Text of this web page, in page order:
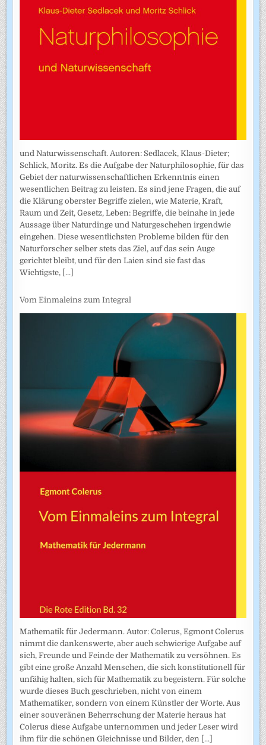
und Naturwissenschaft. Autoren: Sedlacek, Klaus-Dieter;
Schlick, Moritz. Es die Aufgabe der Naturphilosophie, für das
Gebiet der naturwissenschaftlichen Erkenntnis einen
wesentlichen Beitrag zu leisten. Es sind jene Fragen, die auf
die Klärung oberster Begriffe zielen, wie Materie, Kraft,
Raum und Zeit, Gesetz, Leben: Begriffe, die beinahe in jede
Aussage über Naturdinge und Naturgeschehen irgendwie
eingehen. Diese wesentlichsten Probleme bilden für den
Naturforscher selber stets das Ziel, auf das sein Auge
gerichtet bleibt, und für den Laien sind sie fast das
Wichtigste, [...]
Vom Einmaleins zum Integral
Mathematik für Jedermann. Autor: Colerus, Egmont Colerus
nimmt die dankenswerte, aber auch schwierige Aufgabe auf
sich, Freunde und Feinde der Mathematik zu versöhnen. Es
gibt eine große Anzahl Menschen, die sich konstitutionell für
unfähig halten, sich für Mathematik zu begeistern. Für solche
wurde dieses Buch geschrieben, nicht von einem
Mathematiker, sondern von einem Künstler der Worte. Aus
einer souveränen Beherrschung der Materie heraus hat
Colerus diese Aufgabe unternommen und jeder Leser wird
ihm für die schönen Gleichnisse und Bilder, den [...]